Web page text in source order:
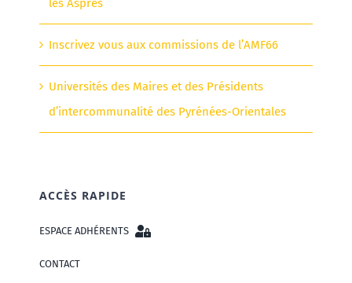
les Aspres
Inscrivez vous aux commissions de l’AMF66
Universités des Maires et des Présidents
d’intercommunalité des Pyrénées-Orientales
ACCÈS RAPIDE
ESPACE ADHÉRENTS
CONTACT